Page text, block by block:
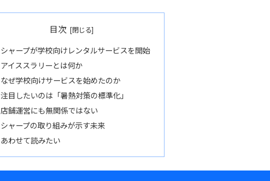
目次
シャープが学校向けレンタルサービスを開始
アイススラリーとは何か
なぜ学校向けサービスを始めたのか
注目したいのは「暑熱対策の標準化」
店舗運営にも無関係ではない
シャープの取り組みが示す未来
あわせて読みたい